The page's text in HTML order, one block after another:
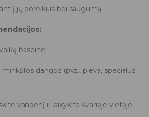
į jų poreikius bei saugumą.
baseine.
dangos (pvz., pieva, specialus
vandenį ir laikykite švarioje vietoje.